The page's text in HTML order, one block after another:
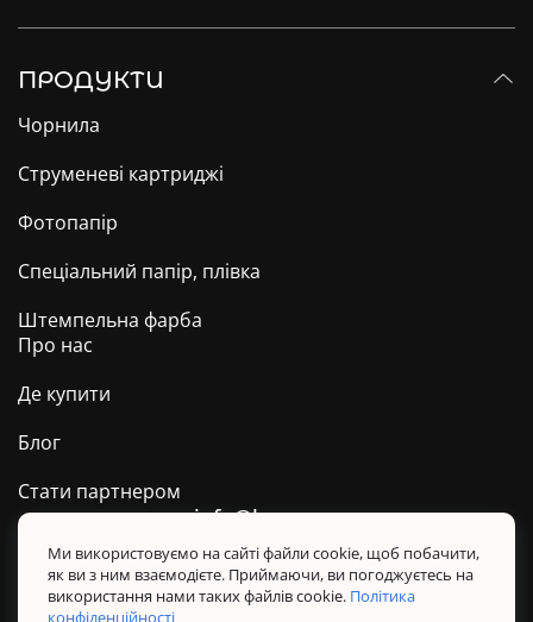
ПРОДУКТИ
Чорнила
Струменеві картриджі
Фотопапір
Спеціальний папір, плівка
Штемпельна фарба
Про нас
Де купити
Блог
Стати партнером
Техпідтримка ТМ BARVA
Політика конфіденційності
info@barva.ua
Ми використовуємо на сайті файли cookie, щоб побачити,
як ви з ним взаємодієте. Приймаючи, ви погоджуєтесь на
використання нами таких файлів cookie. Політика
конфіденційності